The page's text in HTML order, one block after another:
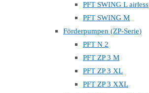
PFT SWING L airless
PFT SWING M
Förderpumpen (ZP-Serie)
PFT N 2
PFT ZP 3 M
PFT ZP 3 XL
PFT ZP 3 XXL